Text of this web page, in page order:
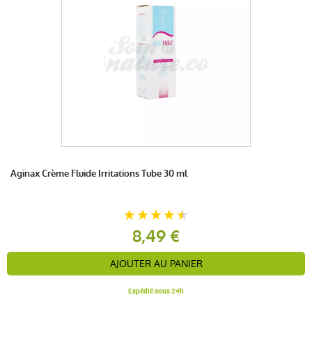
Aginax Crème Fluide Irritations Tube 30 ml
8,49 €
AJOUTER AU PANIER
Expédié sous 24h